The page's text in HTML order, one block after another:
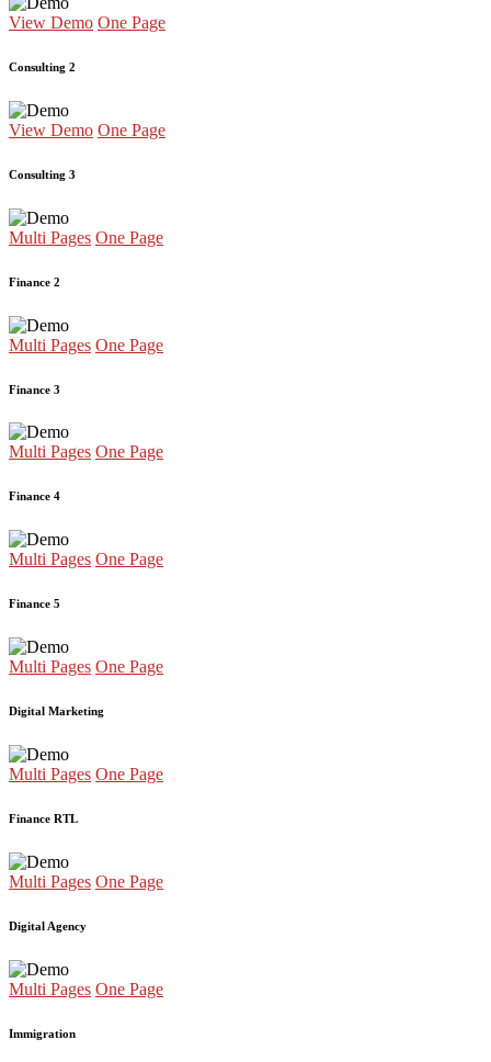
View Demo One Page
Consulting 2
View Demo One Page
Consulting 3
Multi Pages One Page
Finance 2
Multi Pages One Page
Finance 3
Multi Pages One Page
Finance 4
Multi Pages One Page
Finance 5
Multi Pages One Page
Digital Marketing
Multi Pages One Page
Finance RTL
Multi Pages One Page
Digital Agency
Multi Pages One Page
Immigration